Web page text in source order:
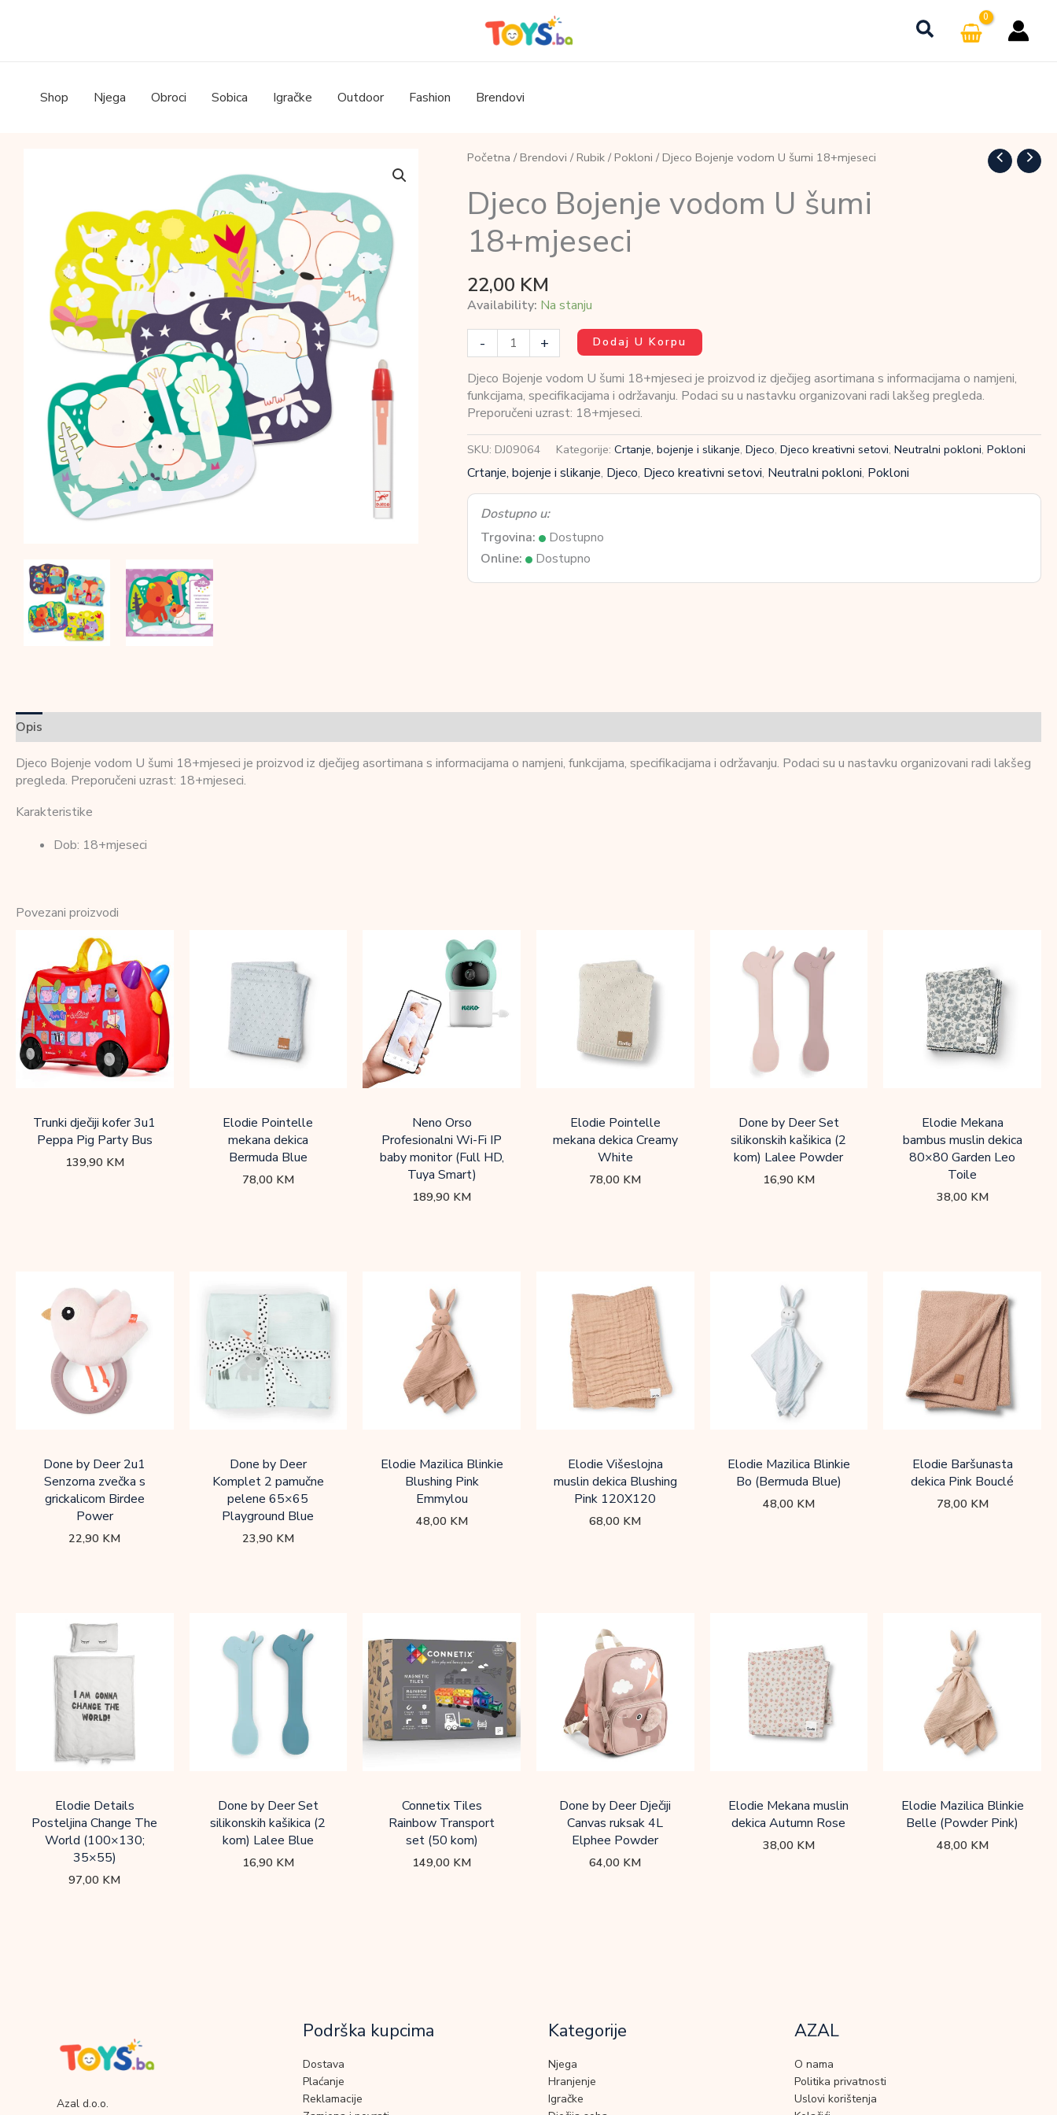
Shop Njega Obroci Sobica Igračke Outdoor Fashion Brendovi
Početna / Brendovi / Rubik/ Pokloni / Djeco Bojenje vodom U šumi 18+mjeseci
Djeco Bojenje vodom U šumi
18+mjeseci
22,00 KM
Availability: Na stanju
-
Bojenje
vodom
U
šumi
18+mjeseci
količina
+ Dodaj U Korpu
Djeco Bojenje vodom U šumi 18+mjeseci je proizvod iz dječijeg asortimana s informacijama o namjeni,
funkcijama, specifikacijama i održavanju. Podaci su u nastavku organizovani radi lakšeg pregleda.
Preporučeni uzrast: 18+mjeseci.
SKU: DJ09064 Kategorije: Crtanje, bojenje i slikanje, Djeco, Djeco kreativni setovi, Neutralni pokloni, Pokloni
Crtanje, bojenje i slikanje, Djeco, Djeco kreativni setovi, Neutralni pokloni, Pokloni
Dostupno u:
Trgovina:
Dostupno
Online:
Dostupno
Opis
Djeco Bojenje vodom U šumi 18+mjeseci je proizvod iz dječijeg asortimana s informacijama o namjeni, funkcijama, specifikacijama i održavanju. Podaci su u nastavku organizovani radi lakšeg
pregleda. Preporučeni uzrast: 18+mjeseci.
Karakteristike
Dob: 18+mjeseci
Povezani proizvodi
Trunki dječiji kofer 3u1
Peppa Pig Party Bus
139,90 KM
Elodie Pointelle
mekana dekica
Bermuda Blue
78,00 KM
Neno Orso
Profesionalni Wi-Fi IP
baby monitor (Full HD,
Tuya Smart)
189,90 KM
Elodie Pointelle
mekana dekica Creamy
White
78,00 KM
Done by Deer Set
silikonskih kašikica (2
kom) Lalee Powder
16,90 KM
Elodie Mekana
bambus muslin dekica
80×80 Garden Leo
Toile
38,00 KM
Done by Deer 2u1
Senzorna zvečka s
grickalicom Birdee
Power
22,90 KM
Done by Deer
Komplet 2 pamučne
pelene 65×65
Playground Blue
23,90 KM
Elodie Mazilica Blinkie
Blushing Pink
Emmylou
48,00 KM
Elodie Višeslojna
muslin dekica Blushing
Pink 120X120
68,00 KM
Elodie Mazilica Blinkie
Bo (Bermuda Blue)
48,00 KM
Elodie Baršunasta
dekica Pink Bouclé
78,00 KM
Elodie Details
Posteljina Change The
World (100×130;
35×55)
97,00 KM
Done by Deer Set
silikonskih kašikica (2
kom) Lalee Blue
16,90 KM
Connetix Tiles
Rainbow Transport
set (50 kom)
149,00 KM
Done by Deer Dječiji
Canvas ruksak 4L
Elphee Powder
64,00 KM
Elodie Mekana muslin
dekica Autumn Rose
38,00 KM
Elodie Mazilica Blinkie
Belle (Powder Pink)
48,00 KM
Azal d.o.o.
Podrška kupcima
Dostava
Plaćanje
Reklamacije
Kategorije
Njega
Hranjenje
Igračke
AZAL
O nama
Politika privatnosti
Uslovi korištenja